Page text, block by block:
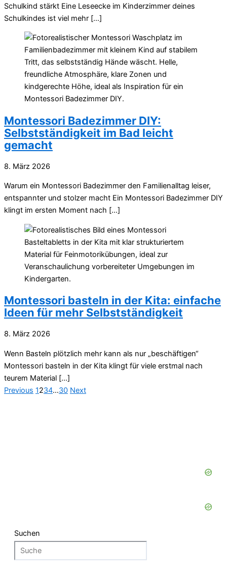
Schulkind stärkt Eine Leseecke im Kinderzimmer deines
Schulkindes ist viel mehr […]
Montessori Badezimmer DIY:
Selbstständigkeit im Bad leicht
gemacht
8. März 2026
Warum ein Montessori Badezimmer den Familienalltag leiser,
entspannter und stolzer macht Ein Montessori Badezimmer DIY
klingt im ersten Moment nach […]
Montessori basteln in der Kita: einfache
Ideen für mehr Selbstständigkeit
8. März 2026
Wenn Basteln plötzlich mehr kann als nur „beschäftigen“
Montessori basteln in der Kita klingt für viele erstmal nach
teurem Material […]
Previous 1234…30 Next
Suchen